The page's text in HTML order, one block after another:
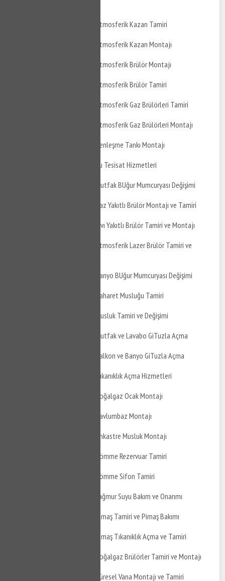
Mudanya Kaymakoba Atmosferik Kazan Tamiri
Mudanya Kaymakoba Atmosferik Kazan Montajı
Mudanya Kaymakoba Atmosferik Brülör Montajı
Mudanya Kaymakoba Atmosferik Brülör Tamiri
Mudanya Kaymakoba Atmosferik Gaz Brülörleri Tamiri
Mudanya Kaymakoba Atmosferik Gaz Brülörleri Montajı
Mudanya Kaymakoba Genleşme Tankı Montajı
Mudanya Kaymakoba Su Tesisat Hizmetleri
Mudanya Kaymakoba Mutfak BUğur Mumcuryası Değişimi
Mudanya Kaymakoba Gaz Yakıtlı Brülör Montajı ve Tamiri
Mudanya Kaymakoba Sıvı Yakıtlı Brülör Tamiri ve Montajı
Mudanya Kaymakoba Atmosferik Lazer Brülör Tamiri ve
Mudanya Kaymakoba Banyo BUğur Mumcuryası Değişimi
Mudanya Kaymakoba Taharet Musluğu Tamiri
Mudanya Kaymakoba Musluk Tamiri ve Değişimi
Mudanya Kaymakoba Mutfak ve Lavabo GiTuzla Açma
Mudanya Kaymakoba Balkon ve Banyo GiTuzla Açma
Mudanya Kaymakoba Tıkanıklık Açma Hizmetleri
Mudanya Kaymakoba Doğalgaz Ocak Montajı
Mudanya Kaymakoba Davlumbaz Montajı
Mudanya Kaymakoba Ankastre Musluk Montajı
Mudanya Kaymakoba Gömme Rezervuar Tamiri
Mudanya Kaymakoba Gömme Sifon Tamiri
Mudanya Kaymakoba Yağmur Suyu Bakım ve Onarımı
Mudanya Kaymakoba Pimaş Tamiri ve Pimaş Bakımı
Mudanya Kaymakoba Pimaş Tıkanıklık Açma ve Tamiri
Mudanya Kaymakoba Doğalgaz Brülörler Tamiri ve Montajı
Mudanya Kaymakoba Küresel Vana Montajı ve Tamiri